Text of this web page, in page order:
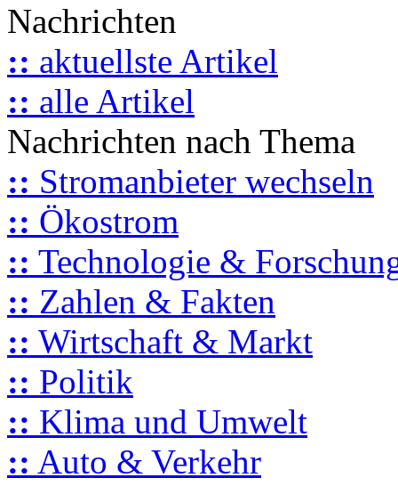
Nachrichten
:: aktuellste Artikel
:: alle Artikel
Nachrichten nach Thema
:: Stromanbieter wechseln
:: Ökostrom
:: Technologie &
:: Zahlen & Fakten
:: Wirtschaft & Markt
:: Politik
:: Klima und Umwelt
:: Auto & Verkehr